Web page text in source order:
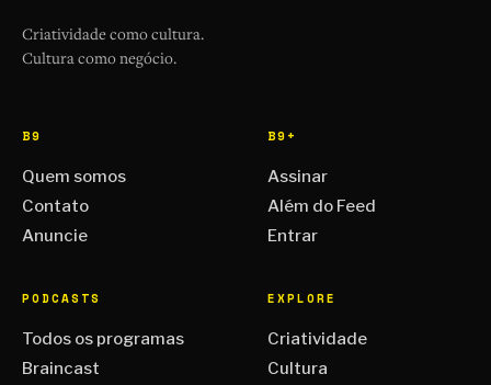
Criatividade como cultura.
Cultura como negócio.
B9
Quem somos
Contato
Anuncie
B9+
Assinar
Além do Feed
Entrar
PODCASTS
Todos os programas
Braincast
EXPLORE
Criatividade
Cultura